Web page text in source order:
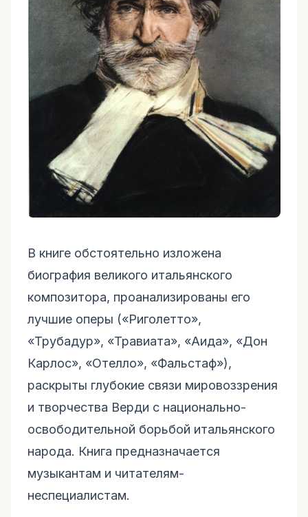
В книге обстоятельно изложена
биография великого итальянского
композитора, проанализированы его
лучшие оперы («Риголетто»,
«Трубадур», «Травиата», «Аида», «Дон
Карлос», «Отелло», «Фальстаф»),
раскрыты глубокие связи мировоззрения
и творчества Верди с национально-
освободительной борьбой итальянского
народа. Книга предназначается
музыкантам и читателям-
неспециалистам.